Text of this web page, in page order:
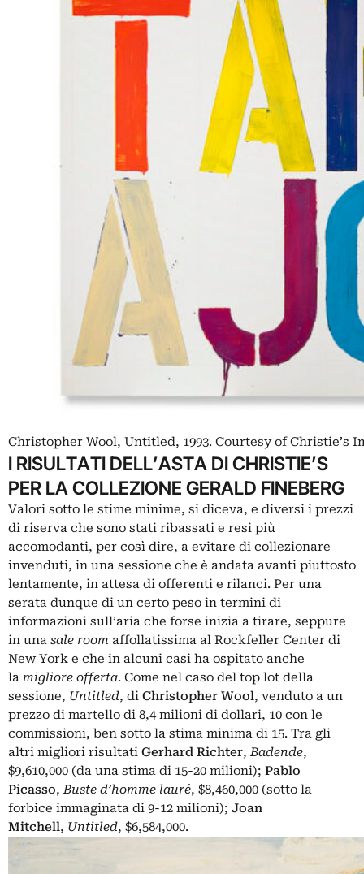
Christopher Wool, Untitled, 1993. Courtesy of Christie’s
I RISULTATI DELL’ASTA DI CHRISTIE’S
PER LA COLLEZIONE GERALD FINEBERG
Valori sotto le stime minime, si diceva, e diversi i prezzi
di riserva che sono stati ribassati e resi più
accomodanti, per così dire, a evitare di collezionare
invenduti, in una sessione che è andata avanti piuttosto
lentamente, in attesa di offerenti e rilanci. Per una
serata dunque di un certo peso in termini di
informazioni sull’aria che forse inizia a tirare, seppure
in una sale room affollatissima al Rockfeller Center di
New York e che in alcuni casi ha ospitato anche
la migliore offerta. Come nel caso del top lot della
sessione, Untitled, di Christopher Wool, venduto a un
prezzo di martello di 8,4 milioni di dollari, 10 con le
commissioni, ben sotto la stima minima di 15. Tra gli
altri migliori risultati Gerhard Richter,Badende,
$9,610,000 (da una stima di 15-20 milioni); Pablo
Picasso,Buste d’homme lauré, $8,460,000 (sotto la
forbice immaginata di 9-12 milioni); Joan
Mitchell, Untitled, $6,584,000.